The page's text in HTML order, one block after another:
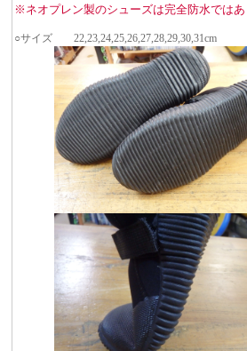
※ネオプレン製のシューズは完全防水ではあ
○サイズ 22,23,24,25,26,27,28,29,30,31cm